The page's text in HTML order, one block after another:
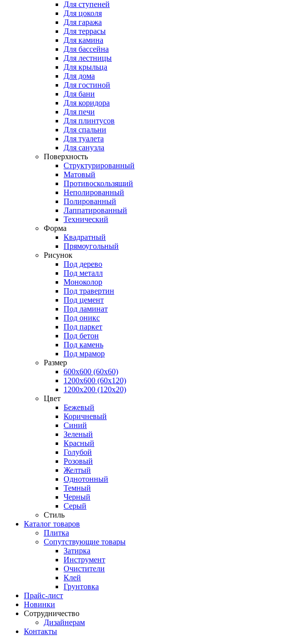
Для ступеней
Для цоколя
Для гаража
Для террасы
Для камина
Для бассейна
Для лестницы
Для крыльца
Для дома
Для гостиной
Для бани
Для коридора
Для печи
Для плинтусов
Для спальни
Для туалета
Для санузла
Поверхность
Структурированный
Матовый
Противоскользящий
Неполированный
Полированный
Лаппатированный
Технический
Форма
Квадратный
Прямоугольный
Рисунок
Под дерево
Под металл
Моноколор
Под травертин
Под цемент
Под ламинат
Под оникс
Под паркет
Под бетон
Под камень
Под мрамор
Размер
600х600 (60х60)
1200х600 (60х120)
1200х200 (120x20)
Цвет
Бежевый
Коричневый
Синий
Зеленый
Красный
Голубой
Розовый
Желтый
Однотонный
Темный
Черный
Серый
Стиль
Каталог товаров
Плитка
Сопутствующие товары
Затирка
Инструмент
Очистители
Клей
Грунтовка
Прайс-лист
Новинки
Сотрудничество
Дизайнерам
Контакты